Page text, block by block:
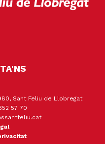
Sant Feliu de Llobregat
57 70